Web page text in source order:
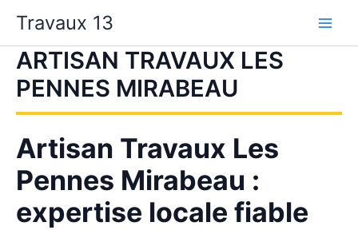
contenu
Travaux 13
ARTISAN TRAVAUX LES
PENNES MIRABEAU
Artisan Travaux Les
Pennes Mirabeau :
expertise locale fiable